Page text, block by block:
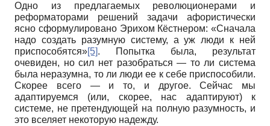
Одно из предлагаемых революционерами и
реформаторами решений задачи афористически
ясно сформулировано Эрихом Кёстнером: «Сначала
надо создать разумную систему, а уж люди к ней
приспособятся»[5]. Попытка была, результат
очевиден, но сил нет разобраться — то ли система
была неразумна, то ли люди ее к себе приспособили.
Скорее всего — и то, и другое. Сейчас мы
адаптируемся (или, скорее, нас адаптируют) к
системе, не претендующей на полную разумность, и
это вселяет некоторую надежду.